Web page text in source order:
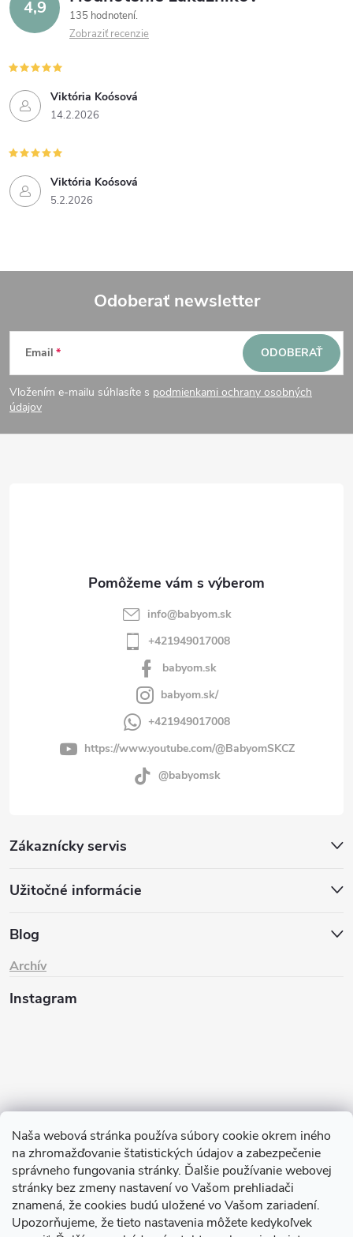
Naša webová stránka používa súbory cookie okrem iného
na zhromažďovanie štatistických údajov a zabezpečenie
správneho fungovania stránky. Ďalšie používanie webovej
stránky bez zmeny nastavení vo Vašom prehliadači
znamená, že cookies budú uložené vo Vašom zariadení.
Upozorňujeme, že tieto nastavenia môžete kedykoľvek
4,9
135 hodnotení
Zobraziť recenzie
Viktória Koósová
14.2.2026
Viktória Koósová
5.2.2026
Z
á
p
Odoberať newsletter
Email
Vložením e-mailu súhlasíte s podmienkami ochrany osobných
údajov
ODOBERAŤ
Zákaznícky servis
Užitočné informácie
Blog
Archív
info@babyom.sk
+421949017008
babyom.sk
babyom.sk/
+421949017008
https://www.youtube.com/@BabyomSKCZ
@babyomsk
Instagram
Sledovať na Instagrame
TIk Tok Instagram Facebook